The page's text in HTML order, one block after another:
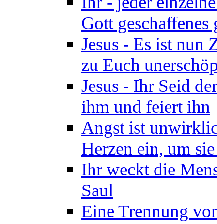
Gott
Jesus - Es ist nun
zu Euch
Jesus - Ihr Seid
ihm und feiert ihn
Angst ist
Herzen ein, um
Ihr weckt die
Saul
Eine Trennung